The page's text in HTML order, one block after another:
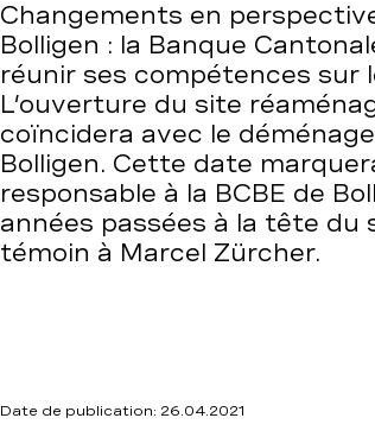
Changements en
Bolligen : la Banque
réunir ses compétences sur
L’ouverture du site
coïncidera avec le
Bolligen. Cette date
responsable à la BCBE de
années passées à la tête du
témoin à Marcel Zürcher.
Date de publication: 26.04.2021